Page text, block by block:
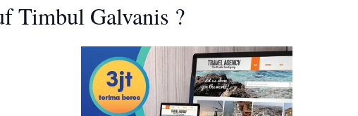
Timbul Galvanis ?